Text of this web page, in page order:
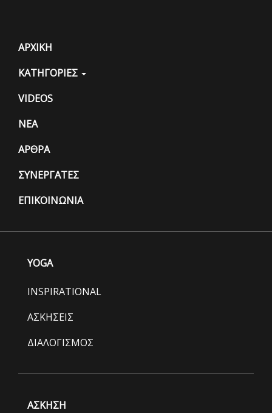
ΑΡΧΙΚΗ
ΚΑΤΗΓΟΡΙΕΣ
VIDEOS
ΝΕΑ
ΑΡΘΡΑ
ΣΥΝΕΡΓΑΤΕΣ
ΕΠΙΚΟΙΝΩΝΙΑ
YOGA
INSPIRATIONAL
ΑΣΚΗΣΕΙΣ
ΔΙΑΛΟΓΙΣΜΟΣ
ΑΣΚΗΣΗ